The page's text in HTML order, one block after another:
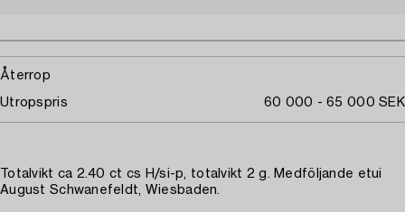
Återrop
Utropspris 60 000 - 65 000 SEK
Totalvikt ca 2.40 ct cs H/si-p, totalvikt 2 g. Medföljande etui
August Schwanefeldt, Wiesbaden.